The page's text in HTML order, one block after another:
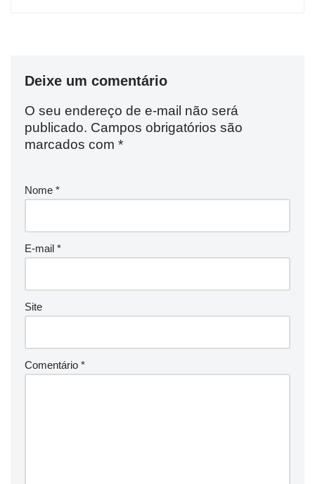
Deixe um comentário
O seu endereço de e-mail não será
publicado. Campos obrigatórios são
marcados com *
Nome *
E-mail *
Site
Comentário *